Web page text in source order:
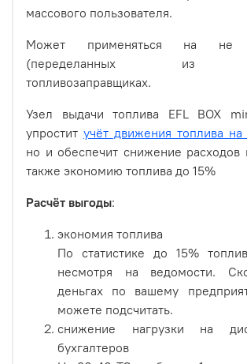
массового пользователя.
Может применяться на не
(переделанных из
топливозаправщиках.
Узел выдачи топлива EFL BOX
упростит учёт движения топлива на
но и обеспечит снижение расходов
также экономию топлива до 15%
Расчёт выгоды:
экономия топлива
По статистике до 15%
несмотря на ведомости.
деньгах по вашему
можете подсчитать.
снижение нагрузки на
бухгалтеров